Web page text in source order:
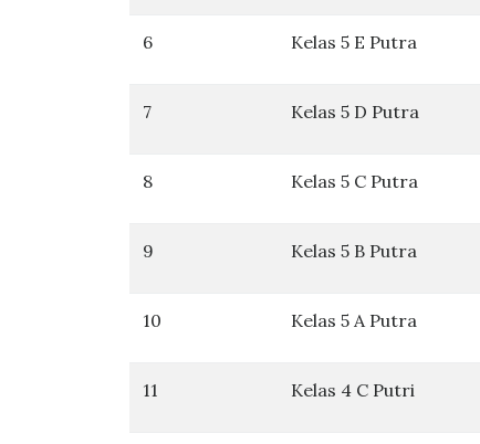
6 Kelas 5 E Putra
7 Kelas 5 D Putra
8 Kelas 5 C Putra
9 Kelas 5 B Putra
10 Kelas 5 A Putra
11 Kelas 4 C Putri